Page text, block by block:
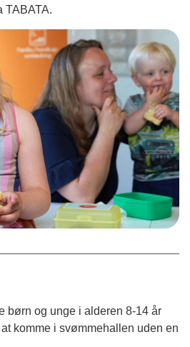
TABATA.
børn og unge i alderen 8-14 år
komme i svømmehallen uden en